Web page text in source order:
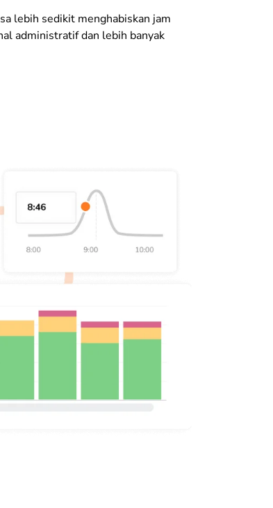
lebih sedikit menghabiskan jam
administratif dan lebih banyak